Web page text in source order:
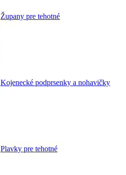
Župany pre tehotné
Kojenecké podprsenky a nohavičky
Plavky pre tehotné